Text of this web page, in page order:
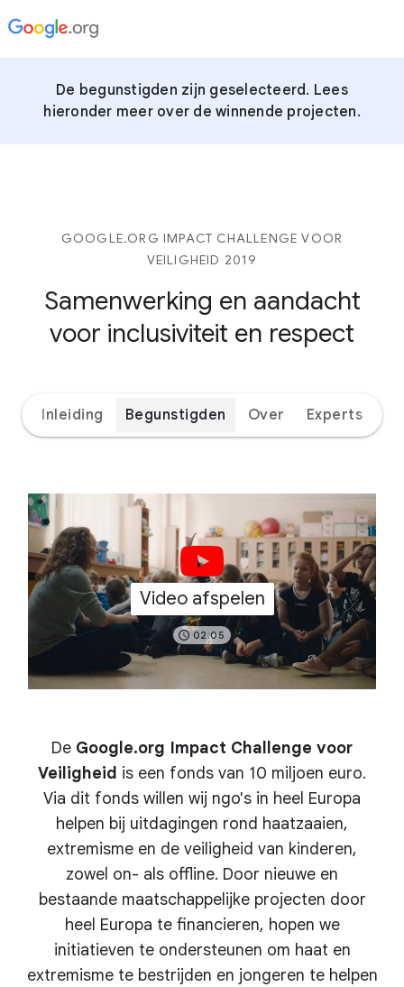
De begunstigden zijn geselecteerd. Lees
hieronder meer over de winnende projecten.
GOOGLE.ORG IMPACT CHALLENGE VOOR
VEILIGHEID 2019
Samenwerking en aandacht
voor inclusiviteit en respect
Inleiding Begunstigden Over Experts
Video afspelen
02:05
De Google.org Impact Challenge voor
Veiligheid is een fonds van 10 miljoen euro.
Via dit fonds willen wij ngo's in heel Europa
helpen bij uitdagingen rond haatzaaien,
extremisme en de veiligheid van kinderen,
zowel on- als offline. Door nieuwe en
bestaande maatschappelijke projecten door
heel Europa te financieren, hopen we
initiatieven te ondersteunen om haat en
extremisme te bestrijden en jongeren te helpen